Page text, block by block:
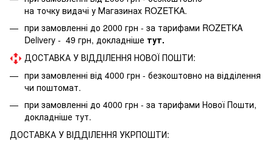
на точку видачі у Магазинах ROZETKA.
при замовленні до 2000 грн - за тарифами ROZETKA
Delivery - 49 грн, докладніше тут.
ДОСТАВКА У ВІДДІЛЕННЯ НОВОЇ ПОШТИ:
при замовленні від 4000 грн - безкоштовно на відділення
чи поштомат.
при замовленні до 4000 грн - за тарифами Нової Пошти,
докладніше тут.
ДОСТАВКА У ВІДДІЛЕННЯ УКРПОШТИ: